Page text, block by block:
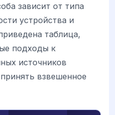
зависит от типа
устройства и
таблица,
подходы к
источников
взвешенное